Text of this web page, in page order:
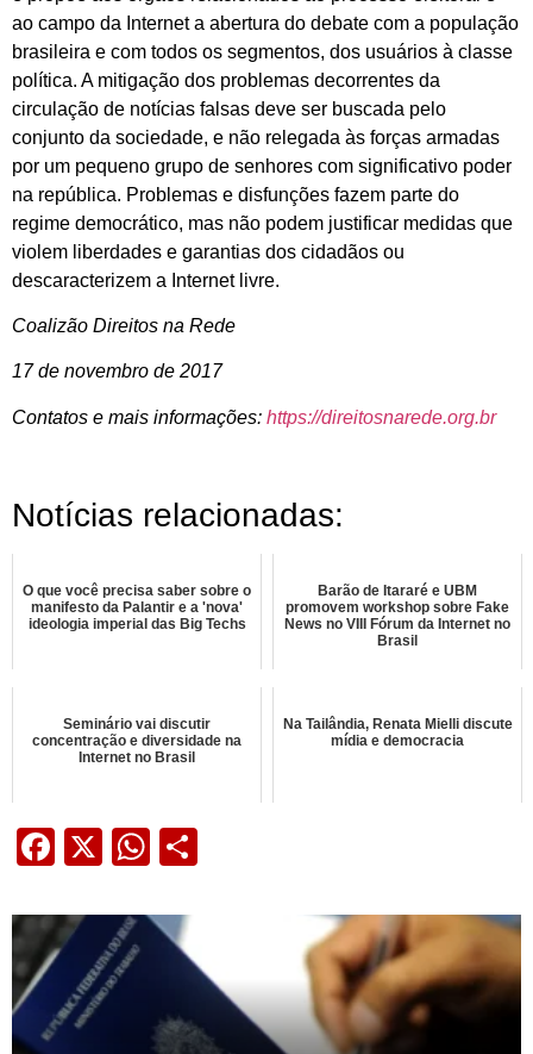
ao campo da Internet a abertura do debate com a população
brasileira e com todos os segmentos, dos usuários à classe
política. A mitigação dos problemas decorrentes da
circulação de notícias falsas deve ser buscada pelo
conjunto da sociedade, e não relegada às forças armadas
por um pequeno grupo de senhores com significativo poder
na república. Problemas e disfunções fazem parte do
regime democrático, mas não podem justificar medidas que
violem liberdades e garantias dos cidadãos ou
descaracterizem a Internet livre.
Coalizão Direitos na Rede
17 de novembro de 2017
Contatos e mais informações: https://direitosnarede.org.br
Notícias relacionadas:
O que você precisa saber sobre o
manifesto da Palantir e a 'nova'
ideologia imperial das Big Techs
Barão de Itararé e UBM
promovem workshop sobre Fake
News no VIII Fórum da Internet no
Brasil
Seminário vai discutir
concentração e diversidade na
Internet no Brasil
Na Tailândia, Renata Mielli discute
mídia e democracia
Facebook
X WhatsApp